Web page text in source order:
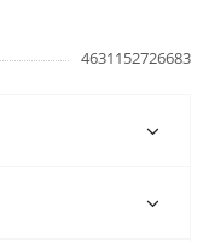
4631152726683